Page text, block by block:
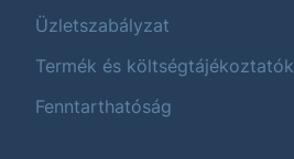
Üzletszabályzat
Termék és költségtájékoztatók
Fenntarthatóság